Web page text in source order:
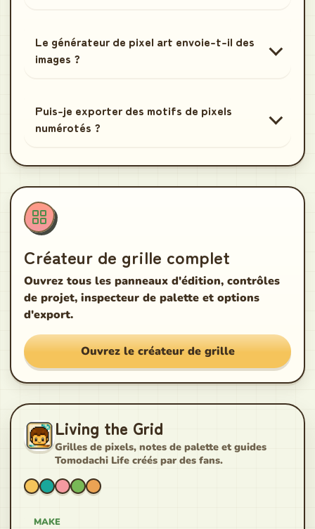
Le générateur de pixel art envoie-t-il des
images ?
Puis-je exporter des motifs de pixels
numérotés ?
Créateur de grille complet
Ouvrez tous les panneaux d'édition, contrôles
de projet, inspecteur de palette et options
d'export.
Ouvrez le créateur de grille
Living the Grid
Grilles de pixels, notes de palette et guides
Tomodachi Life créés par des fans.
MAKE